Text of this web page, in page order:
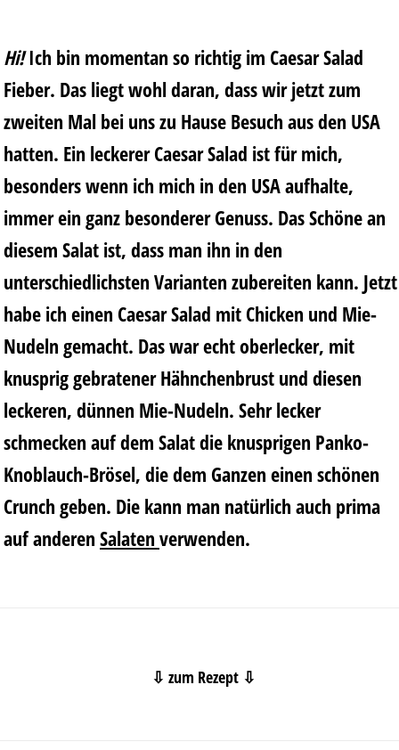
Hi! Ich bin momentan so richtig im Caesar Salad
Fieber. Das liegt wohl daran, dass wir jetzt zum
zweiten Mal bei uns zu Hause Besuch aus den USA
hatten. Ein leckerer Caesar Salad ist für mich,
besonders wenn ich mich in den USA aufhalte,
immer ein ganz besonderer Genuss. Das Schöne an
diesem Salat ist, dass man ihn in den
unterschiedlichsten Varianten zubereiten kann. Jetzt
habe ich einen Caesar Salad mit Chicken und Mie-
Nudeln gemacht. Das war echt oberlecker, mit
knusprig gebratener Hähnchenbrust und diesen
leckeren, dünnen Mie-Nudeln. Sehr lecker
schmecken auf dem Salat die knusprigen Panko-
Knoblauch-Brösel, die dem Ganzen einen schönen
Crunch geben. Die kann man natürlich auch prima
auf anderen Salaten verwenden.
⇩ zum Rezept ⇩